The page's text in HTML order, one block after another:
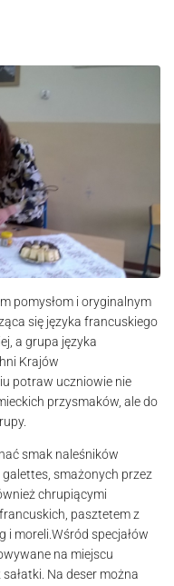
pomysłom i oryginalnym
się języka francuskiego
a grupa języka
Krajów
potraw uczniowie nie
przysmaków, ale do
smak naleśników
smażonych przez
chrupiącymi
pasztetem z
moreli.Wśród specjałów
na miejscu
Na deser można